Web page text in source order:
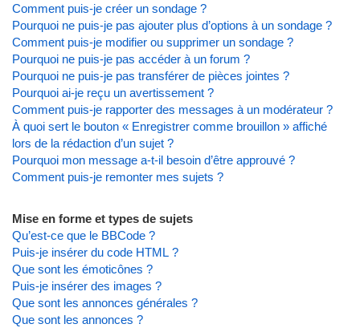
Comment puis-je créer un sondage ?
Pourquoi ne puis-je pas ajouter plus d’options à un sondage ?
Comment puis-je modifier ou supprimer un sondage ?
Pourquoi ne puis-je pas accéder à un forum ?
Pourquoi ne puis-je pas transférer de pièces jointes ?
Pourquoi ai-je reçu un avertissement ?
Comment puis-je rapporter des messages à un modérateur ?
À quoi sert le bouton « Enregistrer comme brouillon » affiché
lors de la rédaction d’un sujet ?
Pourquoi mon message a-t-il besoin d’être approuvé ?
Comment puis-je remonter mes sujets ?
Mise en forme et types de sujets
Qu’est-ce que le BBCode ?
Puis-je insérer du code HTML ?
Que sont les émoticônes ?
Puis-je insérer des images ?
Que sont les annonces générales ?
Que sont les annonces ?